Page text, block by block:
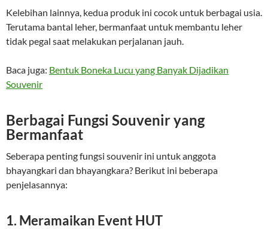
Kelebihan lainnya, kedua produk ini cocok untuk berbagai usia.
Terutama bantal leher, bermanfaat untuk membantu leher
tidak pegal saat melakukan perjalanan jauh.
Baca juga: Bentuk Boneka Lucu yang Banyak Dijadikan
Souvenir
Berbagai Fungsi Souvenir yang
Bermanfaat
Seberapa penting fungsi souvenir ini untuk anggota
bhayangkari dan bhayangkara? Berikut ini beberapa
penjelasannya:
1. Meramaikan Event HUT